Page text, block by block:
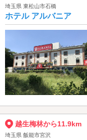
埼玉県 東松山市石橋
ホテル アルバニア
越生梅林から11.9km
埼玉県 飯能市宮沢